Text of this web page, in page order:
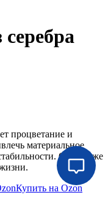
процветание и
материальное
Оно также
Купить на Ozon